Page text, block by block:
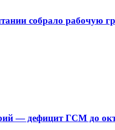
собрало рабочую
— дефицит ГСМ до